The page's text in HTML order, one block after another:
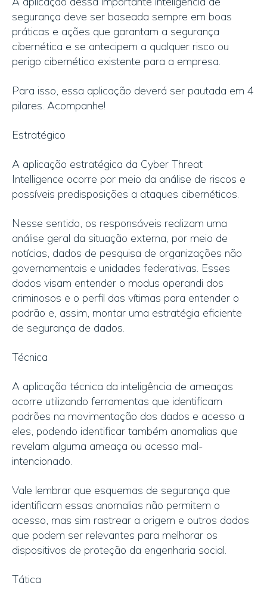
segurança deve ser baseada sempre em boas
práticas e ações que garantam a segurança
cibernética e se antecipem a qualquer risco ou
perigo cibernético existente para a empresa.
Para isso, essa aplicação deverá ser pautada em 4
pilares. Acompanhe!
Estratégico
A aplicação estratégica da Cyber Threat
Intelligence ocorre por meio da análise de riscos e
possíveis predisposições a ataques cibernéticos.
Nesse sentido, os responsáveis realizam uma
análise geral da situação externa, por meio de
notícias, dados de pesquisa de organizações não
governamentais e unidades federativas. Esses
dados visam entender o modus operandi dos
criminosos e o perfil das vítimas para entender o
padrão e, assim, montar uma estratégia eficiente
de segurança de dados.
Técnica
A aplicação técnica da inteligência de ameaças
ocorre utilizando ferramentas que identificam
padrões na movimentação dos dados e acesso a
eles, podendo identificar também anomalias que
revelam alguma ameaça ou acesso mal-
intencionado.
Vale lembrar que esquemas de segurança que
identificam essas anomalias não permitem o
acesso, mas sim rastrear a origem e outros dados
que podem ser relevantes para melhorar os
dispositivos de proteção da engenharia social.
Tática